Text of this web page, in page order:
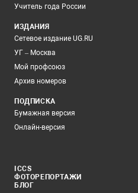
Учитель года России
ИЗДАНИЯ
Сетевое издание UG.RU
УГ – Москва
Мой профсоюз
Архив номеров
ПОДПИСКА
Бумажная версия
Онлайн-версия
ICCS
ФОТОРЕПОРТАЖИ
БЛОГ